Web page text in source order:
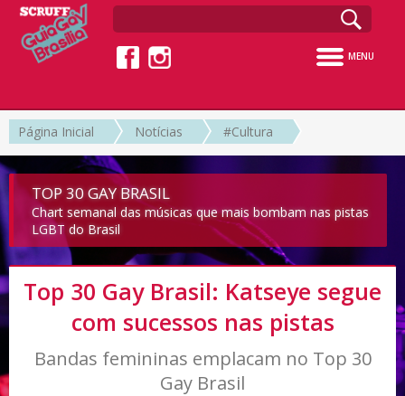
MENU
Página Inicial Notícias #Cultura
TOP 30 GAY BRASIL
Chart semanal das músicas que mais bombam nas pistas
LGBT do Brasil
Top 30 Gay Brasil: Katseye segue
com sucessos nas pistas
Bandas femininas emplacam no Top 30
Gay Brasil